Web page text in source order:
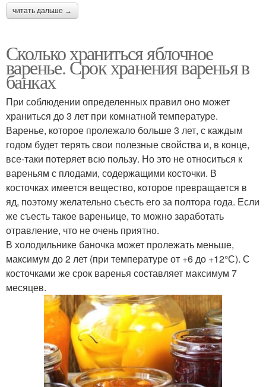
читать дальше →
Сколько храниться яблочное
варенье. Срок хранения варенья в
банках
При соблюдении определенных правил оно может
храниться до 3 лет при комнатной температуре.
Варенье, которое пролежало больше 3 лет, с каждым
годом будет терять свои полезные свойства и, в конце,
все-таки потеряет всю пользу. Но это не относиться к
вареньям с плодами, содержащими косточки. В
косточках имеется вещество, которое превращается в
яд, поэтому желательно съесть его за полтора года. Если
же съесть такое вареньице, то можно заработать
отравление, что не очень приятно.
В холодильнике баночка может пролежать меньше,
максимум до 2 лет (при температуре от +6 до +12°С). С
косточками же срок варенья составляет максимум 7
месяцев.